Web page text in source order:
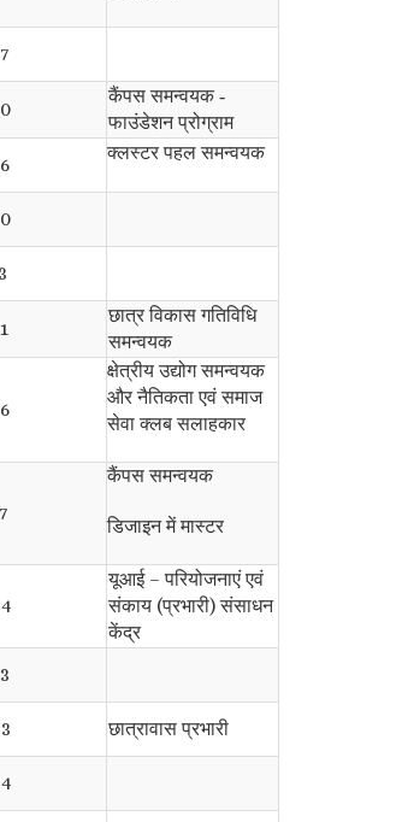
कैंपस समन्वयक -
फाउंडेशन प्रोग्राम
क्लस्टर पहल समन्वयक
छात्र विकास गतिविधि
समन्वयक
क्षेत्रीय उद्योग समन्वयक
और नैतिकता एवं समाज
सेवा क्लब सलाहकार
कैंपस समन्वयक
डिजाइन में मास्टर
यूआई – परियोजनाएं एवं
संकाय (प्रभारी) संसाधन
केंद्र
छात्रावास प्रभारी